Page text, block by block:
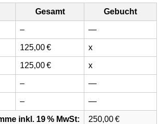
Gesamt Gebucht
– —
125,00 € x
125,00 € x
– —
– —
inkl. 19 % MwSt: 250,00 €